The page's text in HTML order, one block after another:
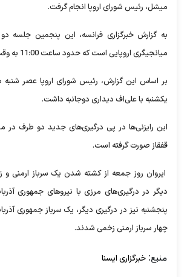
میشل، رئیس شورای اروپا انجام گرفت.
به گزارش خبرگزاری فرانسه، این پنجمین جلسه
میانجیگری اروپایی است که حدود ساعت 11:00 به وقت گرینویچ آغاز شد.
بر اساس این گزارش، رئیس شورای اروپا عصر شنبه
یکشنبه با علی‌اف دیداری دوجانبه داشت.
این رایزنی‌ها در پی درگیری‌های جدید دو طرف در
قفقاز صورت گرفته است.
ایروان روز جمعه از کشته شدن یک سرباز
دیگر در درگیری‌های مرزی با نیروهای جمهوری
پنجشنبه نیز در درگیری دیگر، یک سرباز جمهوری
چهار سرباز ارمنی زخمی شدند.
منبع: خبرگزاری ایسنا